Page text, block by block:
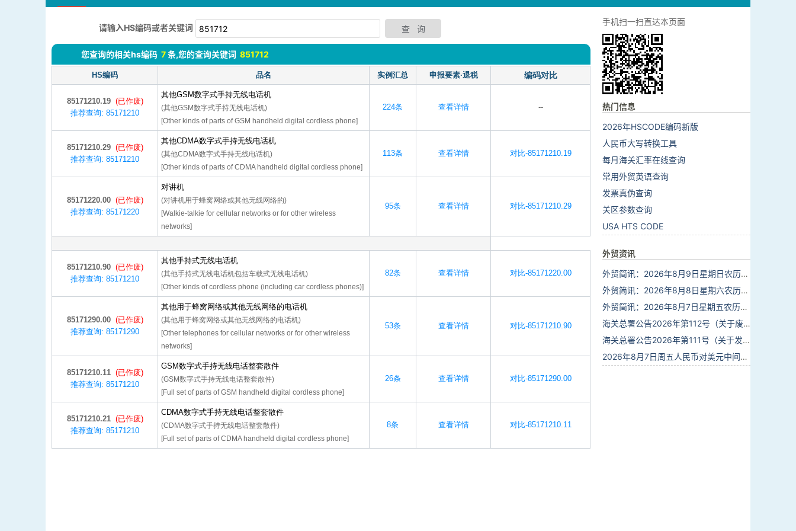
请输入HS编码或者关键词
您查询的相关hs编码 7条,您的查询关键词 851712
HS编码 品名 实例汇总 申报要素·退税 编码对比
85171210.19 (已作废)
推荐查询: 85171210
其他GSM数字式手持无线电话机
(其他GSM数字式手持无线电话机)
[Other kinds of parts of GSM handheld digital cordless phone]
224条 查看详情 --
85171210.29 (已作废)
推荐查询: 85171210
其他CDMA数字式手持无线电话机
(其他CDMA数字式手持无线电话机)
[Other kinds of parts of CDMA handheld digital cordless phone]
113条 查看详情 对比-85171210.19
85171220.00 (已作废)
推荐查询: 85171220
对讲机
(对讲机用于蜂窝网络或其他无线网络的)
[Walkie-talkie for cellular networks or for other wireless
networks]
95条 查看详情 对比-85171210.29
85171210.90 (已作废)
推荐查询: 85171210
其他手持式无线电话机
(其他手持式无线电话机包括车载式无线电话机)
[Other kinds of cordless phone (including car cordless phones)]
82条 查看详情 对比-85171220.00
85171290.00 (已作废)
推荐查询: 85171290
其他用于蜂窝网络或其他无线网络的电话机
(其他用于蜂窝网络或其他无线网络的电话机)
[Other telephones for cellular networks or for other wireless
networks]
53条 查看详情 对比-85171210.90
85171210.11 (已作废)
推荐查询: 85171210
GSM数字式手持无线电话整套散件
(GSM数字式手持无线电话整套散件)
[Full set of parts of GSM handheld digital cordless phone]
26条 查看详情 对比-85171290.00
85171210.21 (已作废)
推荐查询: 85171210
CDMA数字式手持无线电话整套散件
(CDMA数字式手持无线电话整套散件)
[Full set of parts of CDMA handheld digital cordless phone]
8条 查看详情 对比-85171210.11
手机扫一扫直达本页面
热门信息
2026年HSCODE编码新版
人民币大写转换工具
每月海关汇率在线查询
常用外贸英语查询
发票真伪查询
关区参数查询
USA HTS CODE
外贸资讯
外贸简讯：2026年8月9日星期日农历六月廿七
外贸简讯：2026年8月8日星期六农历六月廿六
外贸简讯：2026年8月7日星期五农历六月廿五
海关总署公告2026年第112号（关于废止部分卫生检疫类规范性文件的公告）
海关总署公告2026年第111号（关于发布《进出境动植物检疫处理监督管理工作规定》《进出境卫生处理监督管理工作规定》的公告）
2026年8月7日周五人民币对美元中间价报6.7904调贬9个基点